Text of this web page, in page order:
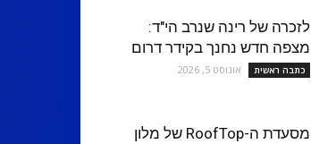
לזכרה של רינה שנרב הי"ד:
מצפה חדש נחנך בקידר דרום
כתבה ראשית אוגוסט 5, 2026
מסעדת ה-RoofTop של מלון